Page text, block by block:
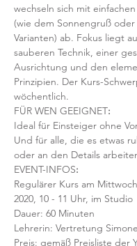
wechseln sich mit einfachen
(wie dem Sonnengruß
Varianten) ab. Fokus liegt
sauberen Technik, einer
Ausrichtung und den
Prinzipien. Der Kurs-
wöchentlich.
FÜR WEN GEEIGNET:
Ideal für Einsteiger ohne
Und für alle, die es etwas
oder an den Details
EVENT-INFOS:
Regulärer Kurs am
2020, 10 - 11 Uhr, im Studio
Dauer: 60 Minuten
Lehrerin: Vertretung Simone
Preis: gemäß Preisliste der